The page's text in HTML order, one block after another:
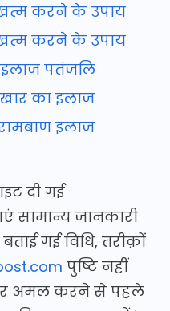
करने के उपाय
करने के उपाय
इलाज पतंजलि
का इलाज
इलाज
दी गई
सामान्य जानकारी
गई विधि, तरीक़ों
पुष्टि नहीं
अमल करने से पहले